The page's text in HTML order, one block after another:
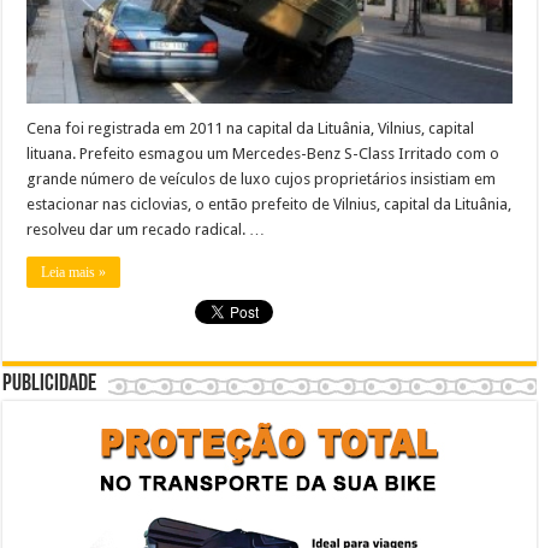
Cena foi registrada em 2011 na capital da Lituânia, Vilnius, capital
lituana. Prefeito esmagou um Mercedes-Benz S-Class Irritado com o
grande número de veículos de luxo cujos proprietários insistiam em
estacionar nas ciclovias, o então prefeito de Vilnius, capital da Lituânia,
resolveu dar um recado radical. …
Leia mais »
Publicidade